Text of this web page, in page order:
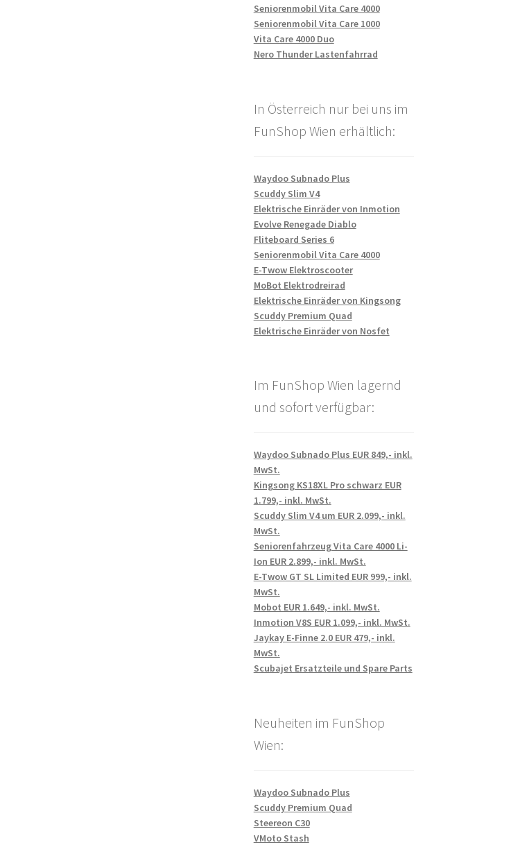
Seniorenmobil Vita Care 4000
Seniorenmobil Vita Care 1000
Vita Care 4000 Duo
Nero Thunder Lastenfahrrad
In Österreich nur bei uns im
FunShop Wien erhältlich:
Waydoo Subnado Plus
Scuddy Slim V4
Elektrische Einräder von Inmotion
Evolve Renegade Diablo
Fliteboard Series 6
Seniorenmobil Vita Care 4000
E-Twow Elektroscooter
MoBot Elektrodreirad
Elektrische Einräder von Kingsong
Scuddy Premium Quad
Elektrische Einräder von Nosfet
Im FunShop Wien lagernd
und sofort verfügbar:
Waydoo Subnado Plus EUR 849,- inkl.
MwSt.
Kingsong KS18XL Pro schwarz EUR
1.799,- inkl. MwSt.
Scuddy Slim V4 um EUR 2.099,- inkl.
MwSt.
Seniorenfahrzeug Vita Care 4000 Li-
Ion EUR 2.899,- inkl. MwSt.
E-Twow GT SL Limited EUR 999,- inkl.
MwSt.
Mobot EUR 1.649,- inkl. MwSt.
Inmotion V8S EUR 1.099,- inkl. MwSt.
Jaykay E-Finne 2.0 EUR 479,- inkl.
MwSt.
Scubajet Ersatzteile und Spare Parts
Neuheiten im FunShop
Wien:
Waydoo Subnado Plus
Scuddy Premium Quad
Steereon C30
VMoto Stash